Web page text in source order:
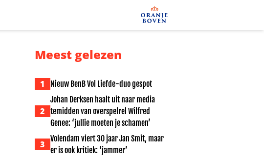
Meest gelezen
1 Nieuw BenB Vol Liefde-duo gespot
2
Johan Derksen haalt uit naar media
temidden van overspelrel Wilfred
Genee: ‘jullie moeten je schamen’
3
Volendam viert 30 jaar Jan Smit, maar
er is ook kritiek: ‘jammer’